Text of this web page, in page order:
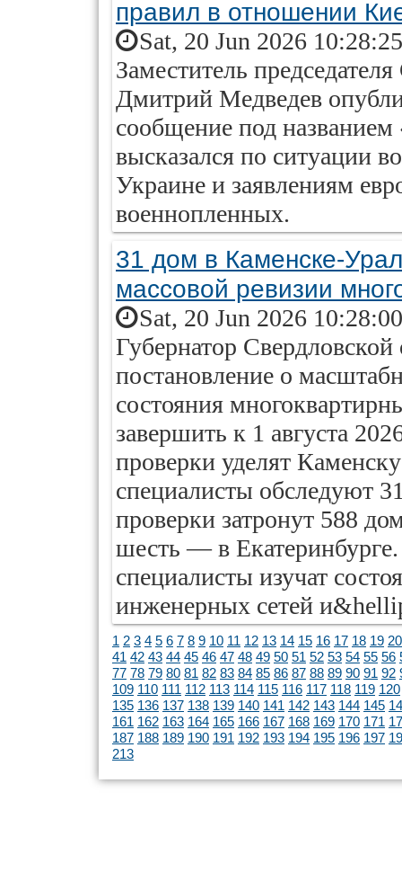
правил в отношении
Sat, 20 Jun 2026
Заместитель
Дмитрий Медведев
сообщение под
высказался по ситуации
Украине и заявлениям
военнопленных.
31 дом в Каменске-
массовой ревизии
Sat, 20 Jun 2026
Губернатор
постановление о
состояния
завершить к 1 августа
проверки уделят
специалисты обследуют
проверки затронут 588
шесть — в
специалисты изучат
инженерных сетей
1 2 3 4 5 6 7 8 9 10 11 12 13 14 15 16 17 18 19 20
41 42 43 44 45 46 47 48 49 50 51 52 53 54 55 56
77 78 79 80 81 82 83 84 85 86 87 88 89 90 91 92
109 110 111 112 113 114 115 116 117 118 119 120
135 136 137 138 139 140 141 142 143 144 145
161 162 163 164 165 166 167 168 169 170 171
187 188 189 190 191 192 193 194 195 196 197
213